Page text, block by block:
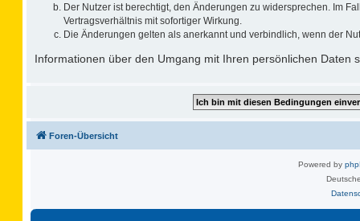
Der Nutzer ist berechtigt, den Änderungen zu widersprechen. Im
Vertragsverhältnis mit sofortiger Wirkung.
Die Änderungen gelten als anerkannt und verbindlich, wenn der
Informationen über den Umgang mit Ihren persönlichen Daten
Foren-Übersicht
Powered by